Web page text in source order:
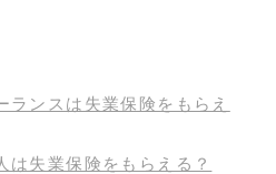
ランスは失業保険をもらえ
は失業保険をもらえる？